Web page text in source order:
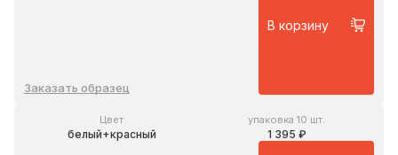
Заказать образец
В корзину
Цвет
белый+красный
упаковка 10 шт.
1 395 ₽